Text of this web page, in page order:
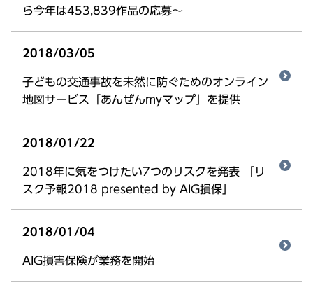
ら今年は453,839作品の応募～
2018/03/05
子どもの交通事故を未然に防ぐためのオンライン
地図サービス「あんぜんmyマップ」を提供
2018/01/22
2018年に気をつけたい7つのリスクを発表 「リ
スク予報2018 presented by AIG損保」
2018/01/04
AIG損害保険が業務を開始